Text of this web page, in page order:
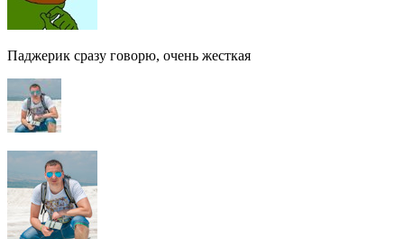
Паджерик сразу говорю, очень жесткая